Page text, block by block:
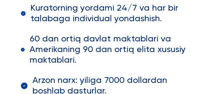
Kuratorning yordami 24/7 va har bir
talabaga individual yondashish.
60 dan ortiq davlat maktablari va
Amerikaning 90 dan ortiq elita xususiy
maktablari.
Arzon narx: yiliga 7000 dollardan
boshlab dasturlar.